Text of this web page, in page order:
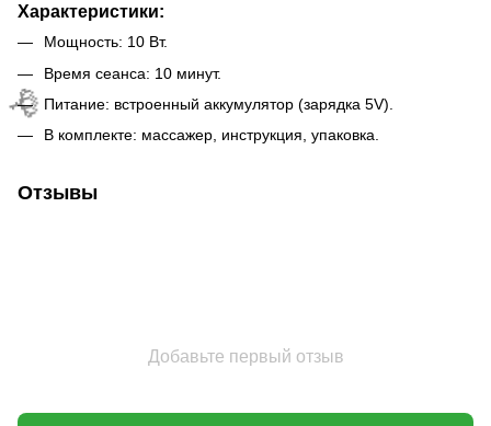
Характеристики:
Мощность: 10 Вт.
Время сеанса: 10 минут.
Питание: встроенный аккумулятор (зарядка 5V).
В комплекте: массажер, инструкция, упаковка.
Отзывы
Добавьте первый отзыв